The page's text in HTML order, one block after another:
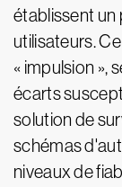
établissent
utilisateurs.
« impulsion »,
écarts
solution de
schémas
niveaux de